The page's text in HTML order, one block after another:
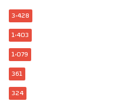
3٬428
1٬403
1٬079
361
324